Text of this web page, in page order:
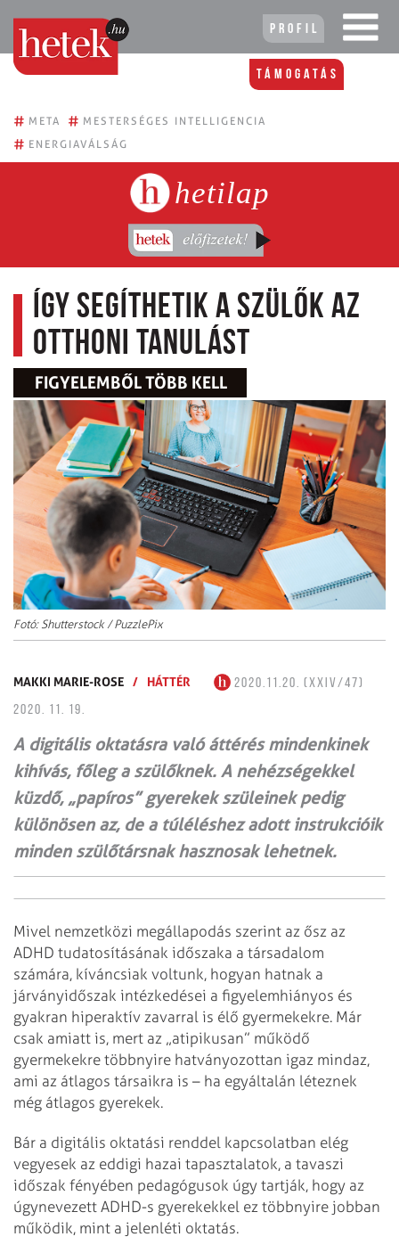
Profil
Támogatás
# META # MESTERSÉGES INTELLIGENCIA
# ENERGIAVÁLSÁG
hetilap
Így segíthetik a szülők az
otthoni tanulást
FIGYELEMBŐL TÖBB KELL
Fotó: Shutterstock / PuzzlePix
MAKKI MARIE-ROSE / HÁTTÉR
2020.11.20. (XXIV/47)
2020. 11. 19.
A digitális oktatásra való áttérés mindenkinek
kihívás, főleg a szülőknek. A nehézségekkel
küzdő, „papíros” gyerekek szüleinek pedig
különösen az, de a túléléshez adott instrukcióik
minden szülőtársnak hasznosak lehetnek.
Mivel nemzetközi megállapodás szerint az ősz az
ADHD tudatosításának időszaka a társadalom
számára, kíváncsiak voltunk, hogyan hatnak a
járványidőszak intézkedései a figyelemhiányos és
gyakran hiperaktív zavarral is élő gyermekekre. Már
csak amiatt is, mert az „atipikusan” működő
gyermekekre többnyire hatványozottan igaz mindaz,
ami az átlagos társaikra is – ha egyáltalán léteznek
még átlagos gyerekek.
Bár a digitális oktatási renddel kapcsolatban elég
vegyesek az eddigi hazai tapasztalatok, a tavaszi
időszak fényében pedagógusok úgy tartják, hogy az
úgynevezett ADHD-s gyerekekkel ez többnyire jobban
működik, mint a jelenléti oktatás.